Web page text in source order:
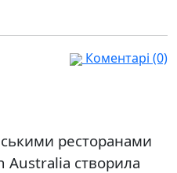
Коментарі (0)
ресторанами
Australia створила